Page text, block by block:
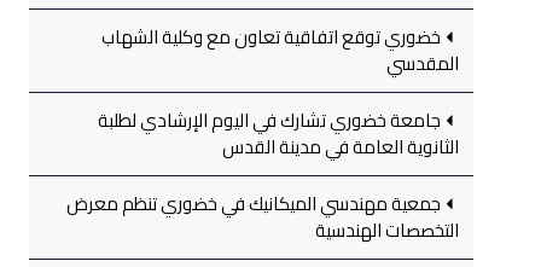
خضوري توقع اتفاقية تعاون مع وكلية الشهاب
المقدسي
جامعة خضوري تشارك في اليوم الإرشادي لطلبة
الثانوية العامة في مدينة القدس
جمعية مهندسي الميكانيك في خضوري تنظم معرض
التخصصات الهندسية